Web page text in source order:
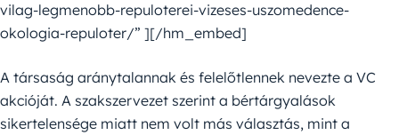
vilag-legmenobb-repuloterei-vizeses-uszomedence-
okologia-repuloter/” ][/hm_embed]
A társaság aránytalannak és felelőtlennek nevezte a VC
akcióját. A szakszervezet szerint a bértárgyalások
sikertelensége miatt nem volt más választás, mint a